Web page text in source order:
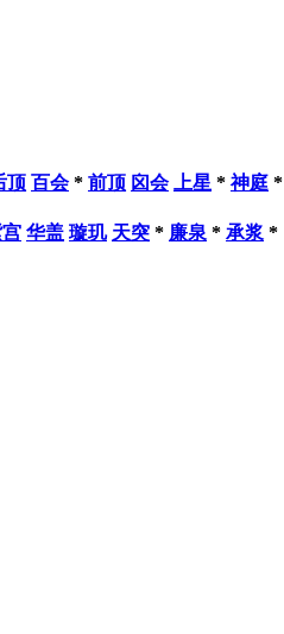
顶 百会* 前顶 囟会 上星 * 神庭 *
华盖 璇玑 天突 * 廉泉 * 承浆 *